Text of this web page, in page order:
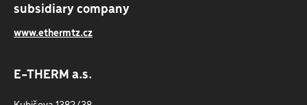
subsidiary company
www.ethermtz.cz
E-THERM a.s.